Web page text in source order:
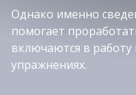
Однако именно
помогает
включаются в работу
упражнениях.